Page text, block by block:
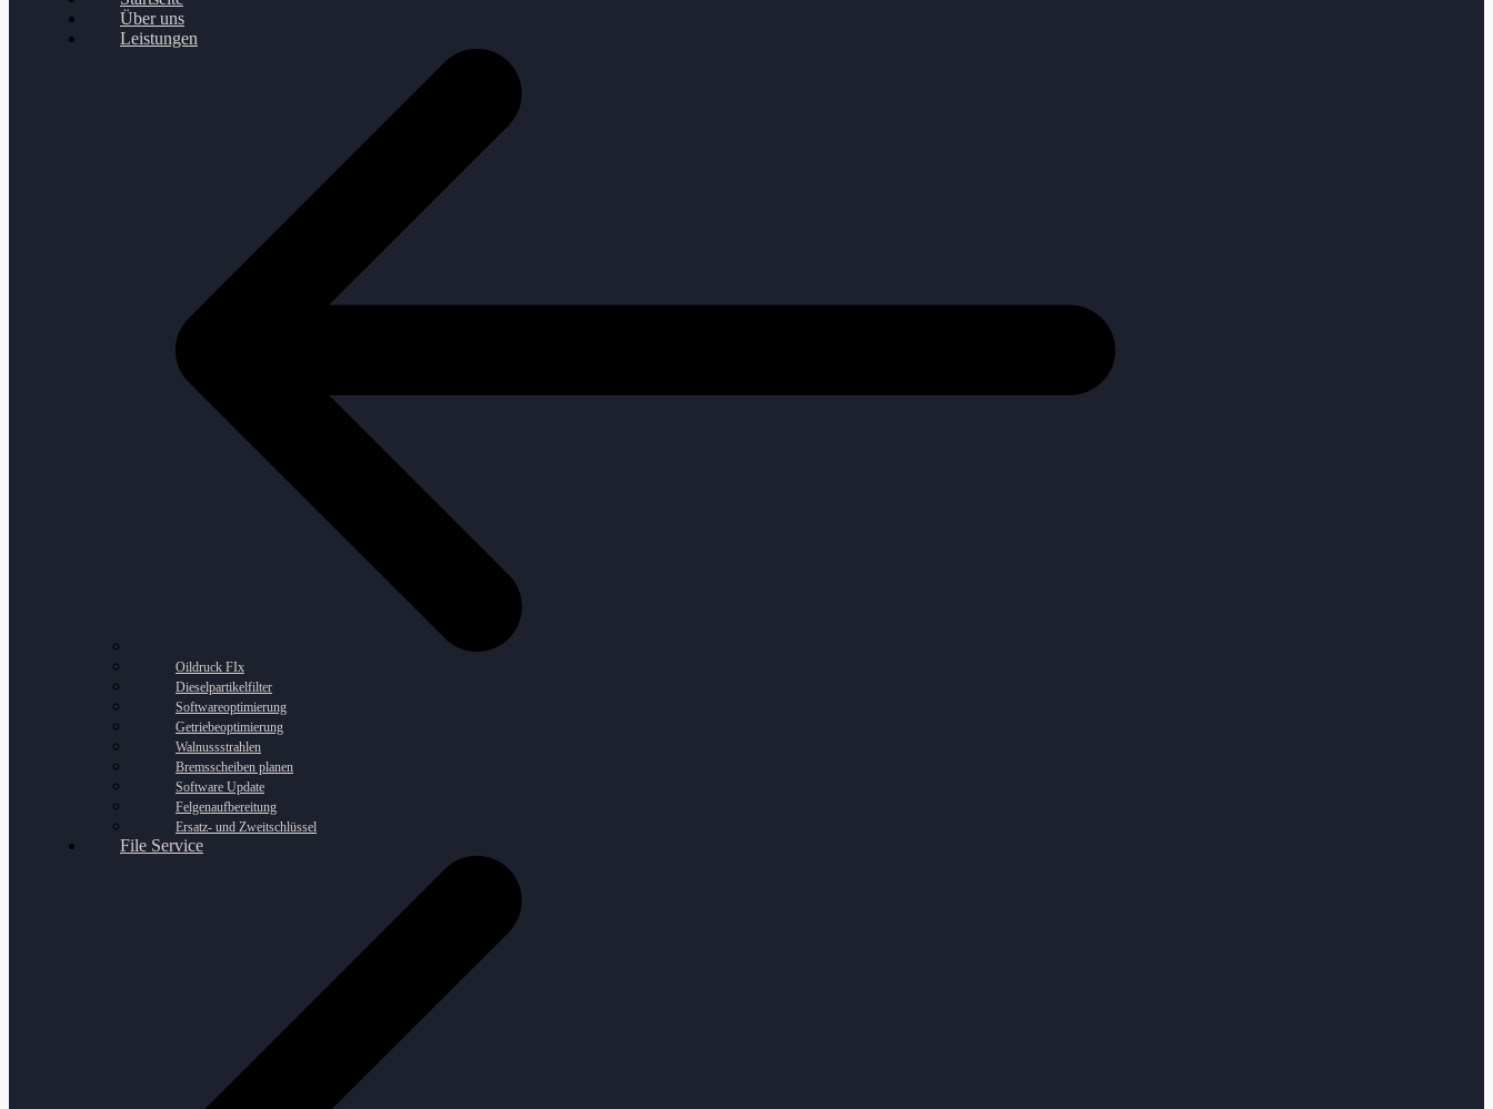
Über uns
Leistungen
Oildruck FIx
Dieselpartikelfilter
Softwareoptimierung
Getriebeoptimierung
Walnussstrahlen
Bremsscheiben planen
Software Update
Felgenaufbereitung
Ersatz- und Zweitschlüssel
File Service